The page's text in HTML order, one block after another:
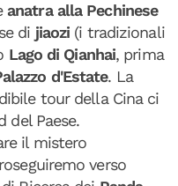
anatra alla Pechinese
di jiaozi (i tradizionali
Lago di Qianhai, prima
d'Estate. La
tour della Cina ci
del Paese.
il mistero
verso